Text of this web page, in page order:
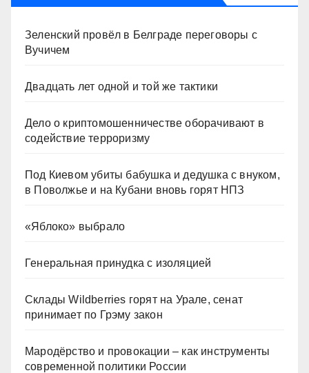
Зеленский провёл в Белграде переговоры с
Вучичем
Двадцать лет одной и той же тактики
Дело о криптомошенничестве оборачивают в
содействие терроризму
Под Киевом убиты бабушка и дедушка с внуком,
в Поволжье и на Кубани вновь горят НПЗ
«Яблоко» выбрало
Генеральная принудка с изоляцией
Склады Wildberries горят на Урале, сенат
принимает по Грэму закон
Мародёрство и провокации – как инструменты
современной политики России